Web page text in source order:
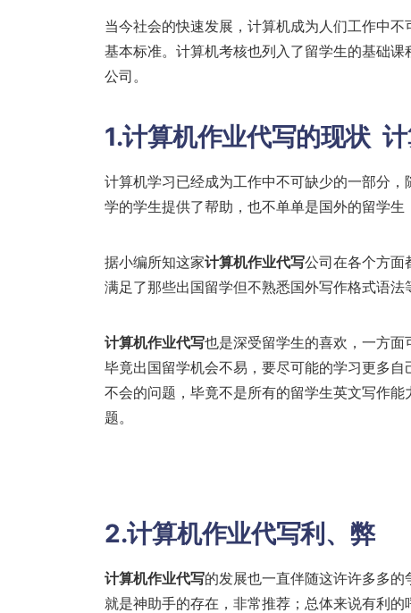
当今社会的快速发展，计算机成为人们工作中
基本标准。计算机考核也列入了留学生的基础
公司。
1.计算机作业代写的现状
计算机学习已经成为工作中不可缺少的一部分
学的学生提供了帮助，也不单单是国外的留学生
据小编所知这家计算机作业代写公司在各个方面
满足了那些出国留学但不熟悉国外写作格式语法
计算机作业代写也是深受留学生的喜欢，一方面
毕竟出国留学机会不易，要尽可能的学习更多
不会的问题，毕竟不是所有的留学生英文写作能
题。
2.计算机作业代写利、弊
计算机作业代写的发展也一直伴随这许许多多的
就是神助手的存在，非常推荐；总体来说有利的